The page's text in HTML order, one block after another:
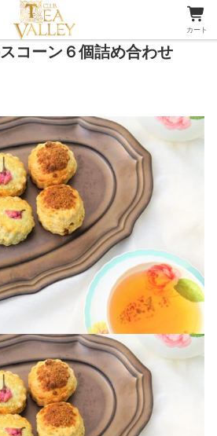
コーン６個詰め合わせ
カート